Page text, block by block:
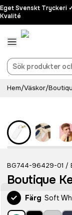
Eget Svenskt Tryckeri
Kvalité
Hem/Väskor/
BG744-96429-01 /
Boutique
Färg Soft